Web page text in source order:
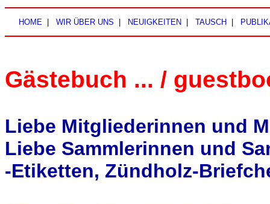
HOME WIR ÜBER UNS NEUIGKEITEN TAUSCH
Gästebuch ... /
Liebe Mitgliederinnen und
Liebe Sammlerinnen und
-Etiketten, Zündholz-